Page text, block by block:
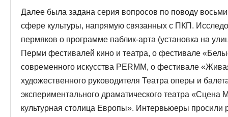
Далее была задана серия вопросов по поводу
сфере культуры, напрямую связанных с ПКП.
пермяков о программе паблик-арта (установка на
Перми фестивалей кино и театра, о фестивале
современного искусства PERMM, о фестивале
художественного руководителя Театра оперы и
экспериментального драматического театра
культурная столица Европы». Интервьюеры просили